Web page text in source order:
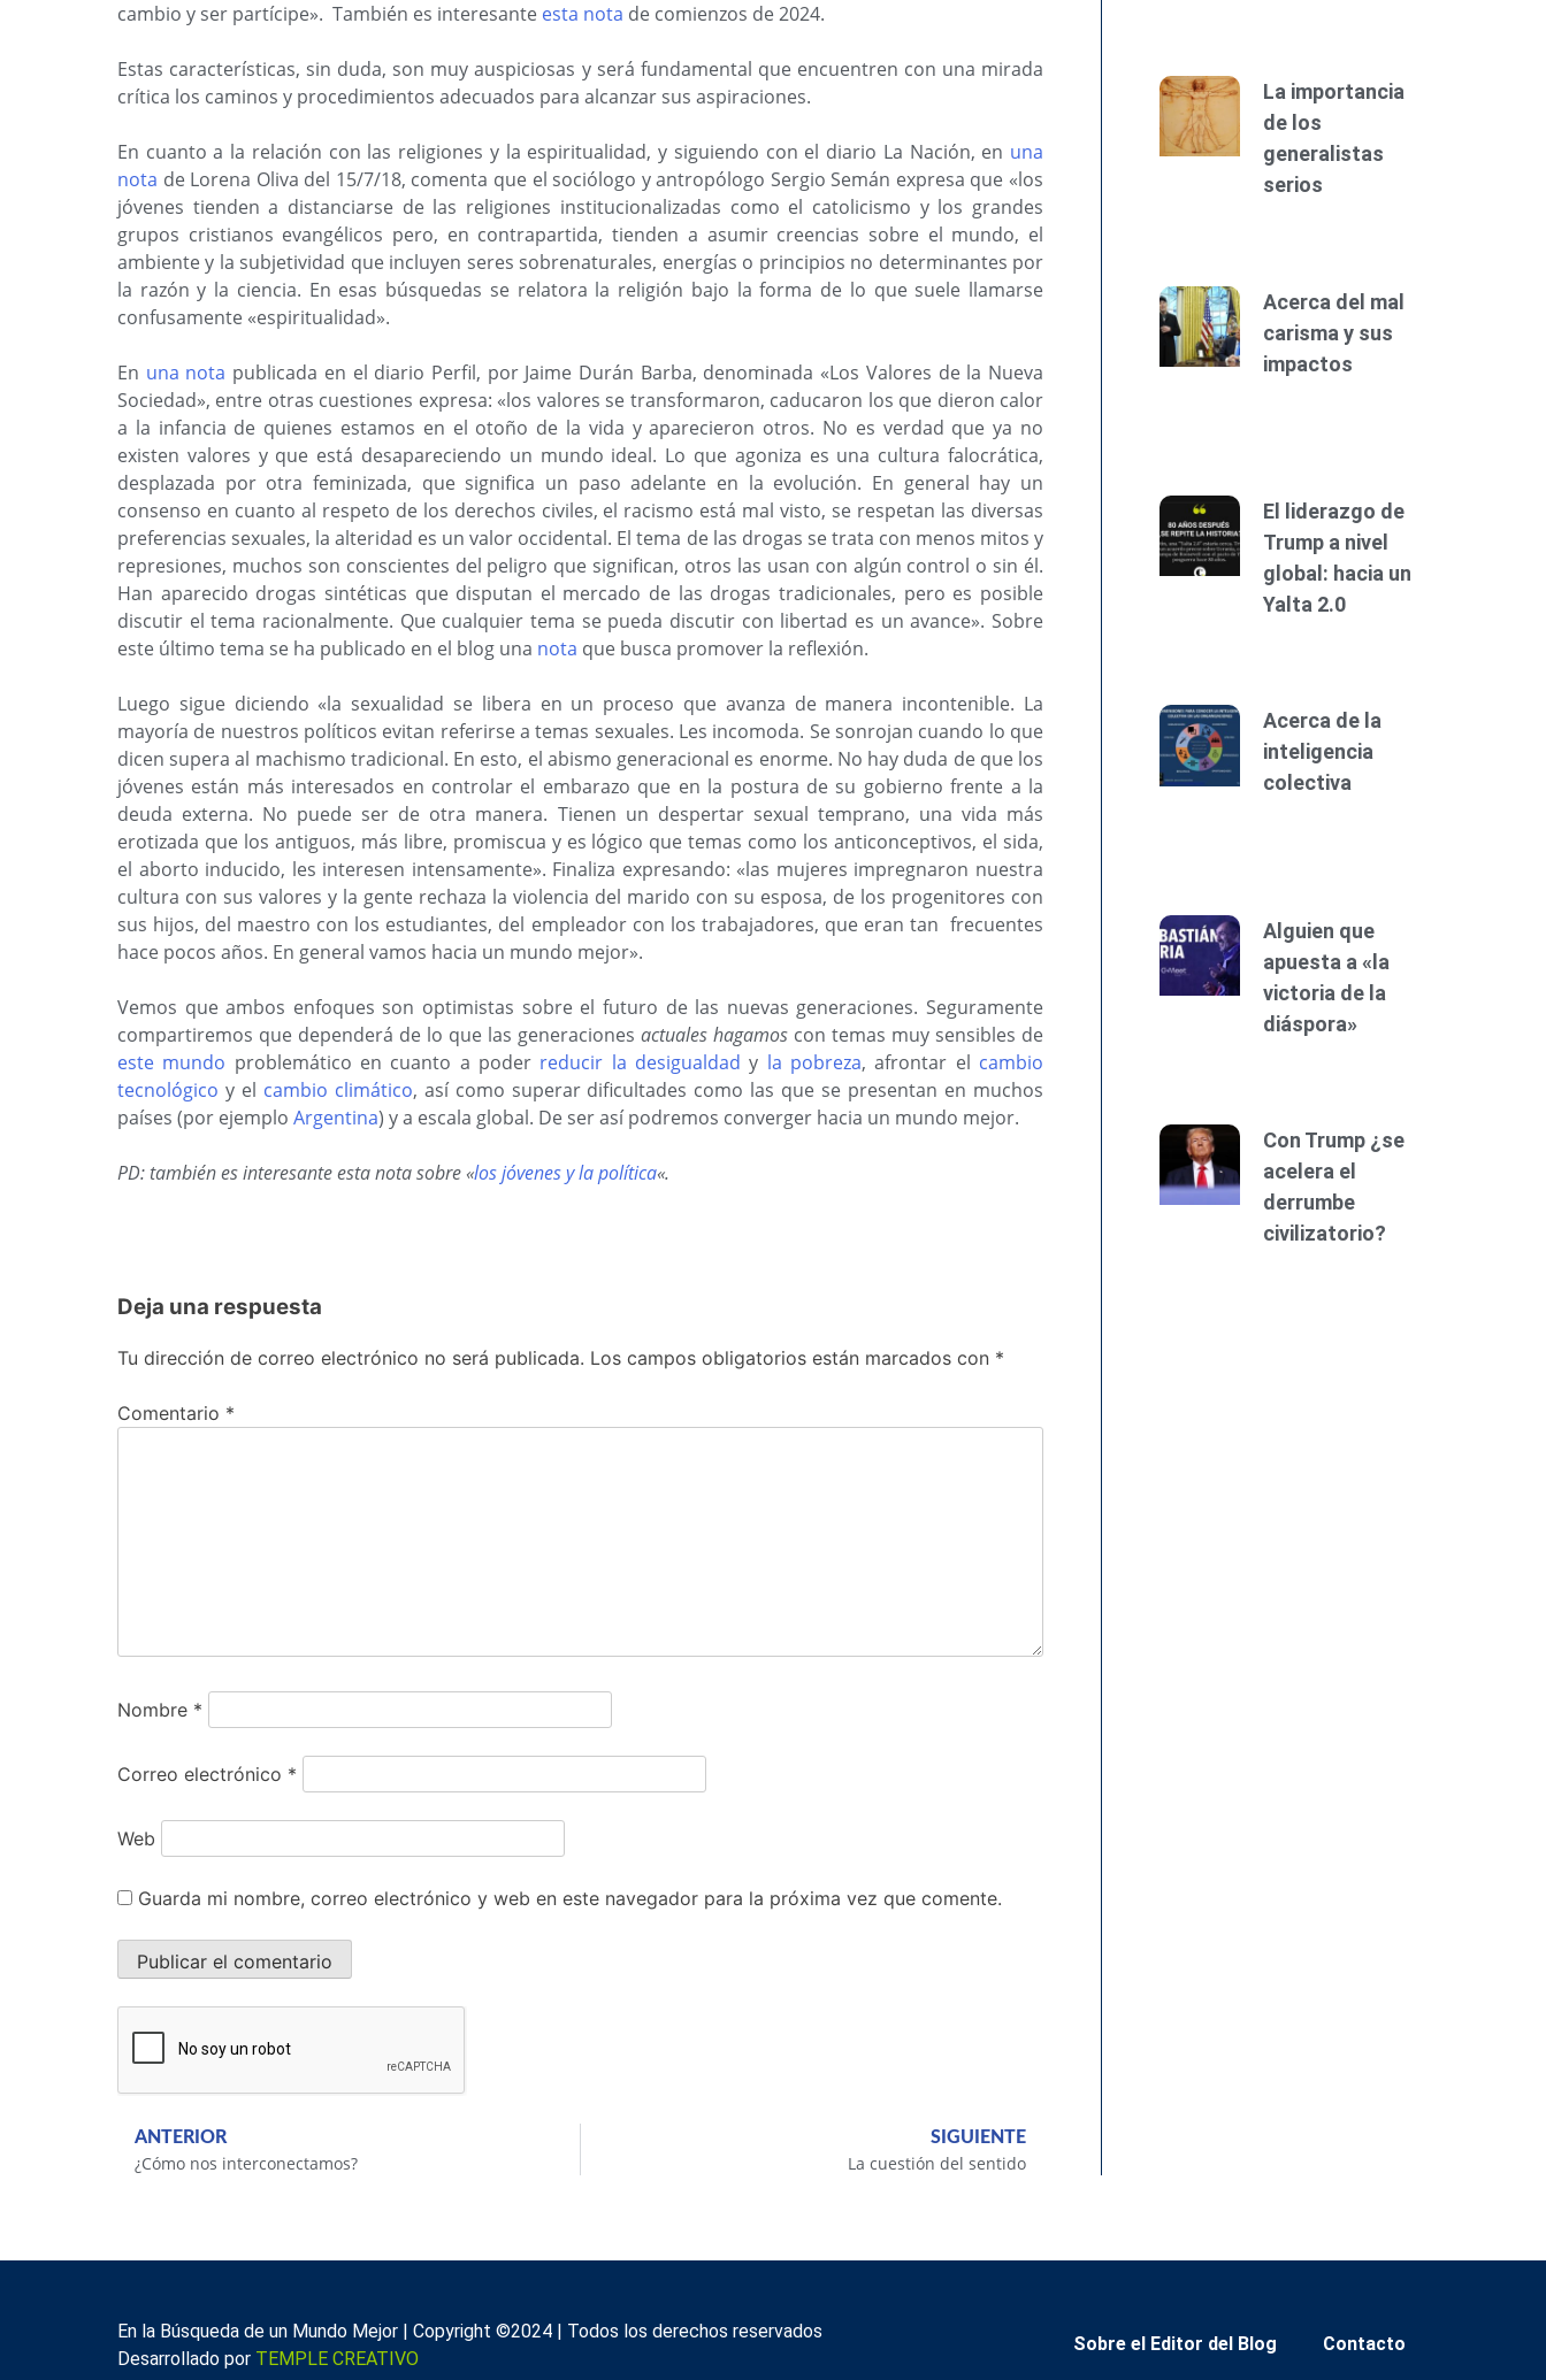
cambio y ser partícipe». También es interesante esta nota de comienzos de 2024.
Estas características, sin duda, son muy auspiciosas y será fundamental que encuentren con una mirada
crítica los caminos y procedimientos adecuados para alcanzar sus aspiraciones.
En cuanto a la relación con las religiones y la espiritualidad, y siguiendo con el diario La Nación, en una
nota de Lorena Oliva del 15/7/18, comenta que el sociólogo y antropólogo Sergio Semán expresa que «los
jóvenes tienden a distanciarse de las religiones institucionalizadas como el catolicismo y los grandes
grupos cristianos evangélicos pero, en contrapartida, tienden a asumir creencias sobre el mundo, el
ambiente y la subjetividad que incluyen seres sobrenaturales, energías o principios no determinantes por
la razón y la ciencia. En esas búsquedas se relatora la religión bajo la forma de lo que suele llamarse
confusamente «espiritualidad».
En una nota publicada en el diario Perfil, por Jaime Durán Barba, denominada «Los Valores de la Nueva
Sociedad», entre otras cuestiones expresa: «los valores se transformaron, caducaron los que dieron calor
a la infancia de quienes estamos en el otoño de la vida y aparecieron otros. No es verdad que ya no
existen valores y que está desapareciendo un mundo ideal. Lo que agoniza es una cultura falocrática,
desplazada por otra feminizada, que significa un paso adelante en la evolución. En general hay un
consenso en cuanto al respeto de los derechos civiles, el racismo está mal visto, se respetan las diversas
preferencias sexuales, la alteridad es un valor occidental. El tema de las drogas se trata con menos mitos y
represiones, muchos son conscientes del peligro que significan, otros las usan con algún control o sin él.
Han aparecido drogas sintéticas que disputan el mercado de las drogas tradicionales, pero es posible
discutir el tema racionalmente. Que cualquier tema se pueda discutir con libertad es un avance». Sobre
este último tema se ha publicado en el blog una nota que busca promover la reflexión.
Luego sigue diciendo «la sexualidad se libera en un proceso que avanza de manera incontenible. La
mayoría de nuestros políticos evitan referirse a temas sexuales. Les incomoda. Se sonrojan cuando lo que
dicen supera al machismo tradicional. En esto, el abismo generacional es enorme. No hay duda de que los
jóvenes están más interesados en controlar el embarazo que en la postura de su gobierno frente a la
deuda externa. No puede ser de otra manera. Tienen un despertar sexual temprano, una vida más
erotizada que los antiguos, más libre, promiscua y es lógico que temas como los anticonceptivos, el sida,
el aborto inducido, les interesen intensamente». Finaliza expresando: «las mujeres impregnaron nuestra
cultura con sus valores y la gente rechaza la violencia del marido con su esposa, de los progenitores con
sus hijos, del maestro con los estudiantes, del empleador con los trabajadores, que eran tan frecuentes
hace pocos años. En general vamos hacia un mundo mejor».
Vemos que ambos enfoques son optimistas sobre el futuro de las nuevas generaciones. Seguramente
compartiremos que dependerá de lo que las generaciones actuales hagamos con temas muy sensibles de
este mundo problemático en cuanto a poder reducir la desigualdad y la pobreza, afrontar el cambio
tecnológico y el cambio climático, así como superar dificultades como las que se presentan en muchos
países (por ejemplo Argentina) y a escala global. De ser así podremos converger hacia un mundo mejor.
PD: también es interesante esta nota sobre «los jóvenes y la política«.
Deja una respuesta
Tu dirección de correo electrónico no será publicada. Los campos obligatorios están marcados con *
Comentario *
Nombre *
Correo electrónico *
Web
Guarda mi nombre, correo electrónico y web en este navegador para la próxima vez que comente.
ANTERIOR
¿Cómo nos interconectamos?
SIGUIENTE
La cuestión del sentido
La importancia
de los
generalistas
serios
Acerca del mal
carisma y sus
impactos
El liderazgo de
Trump a nivel
global: hacia un
Yalta 2.0
Acerca de la
inteligencia
colectiva
Alguien que
apuesta a «la
victoria de la
diáspora»
Con Trump ¿se
acelera el
derrumbe
civilizatorio?
En la Búsqueda de un Mundo Mejor | Copyright ©2024 | Todos los derechos reservados
Desarrollado por TEMPLE CREATIVO
Sobre el Editor del Blog Contacto